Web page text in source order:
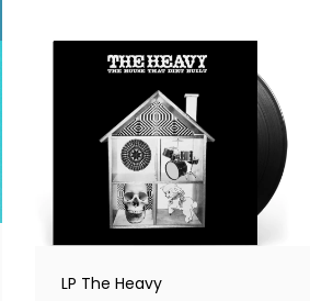
LP The Heavy